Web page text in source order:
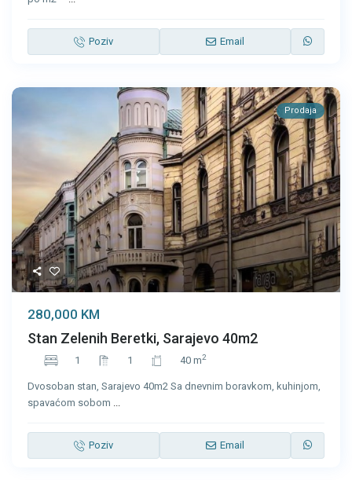
Poziv Email
Prodaja
280,000 KM
Stan Zelenih Beretki, Sarajevo 40m2
1 1 40 m2
Dvosoban stan, Sarajevo 40m2 Sa dnevnim boravkom, kuhinjom,
spavaćom sobom ...
Poziv Email